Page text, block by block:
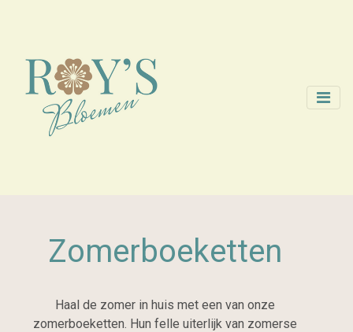
Zomerboeketten
Haal de zomer in huis met een van onze
zomerboeketten. Hun felle uiterlijk van zomerse